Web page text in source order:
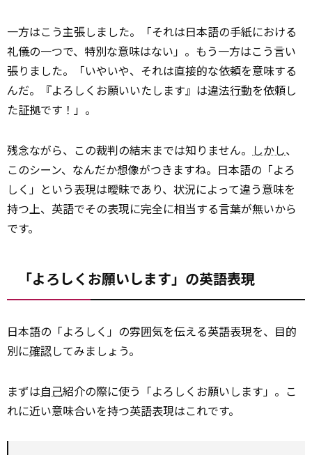
一方はこう主張しました。「それは日本語の手紙における
礼儀の一つで、特別な意味はない」。もう一方はこう言い
張りました。「いやいや、それは直接的な依頼を意味する
んだ。『よろしくお願いいたします』は違法行動を依頼し
た証拠です！」。
残念ながら、この裁判の結末までは知りません。 しかし、
このシーン、なんだか想像がつきますね。日本語の「よろ
しく」という表現は曖昧であり、状況によって違う意味を
持つ上、英語でその表現に完全に相当する言葉が無いから
です。
「よろしくお願いします」の英語表現
日本語の「よろしく」の雰囲気を伝える英語表現を、目的
別に確認してみましょう。
まずは自己紹介の際に使う「よろしくお願いします」。こ
れに近い意味合いを持つ英語表現はこれです。